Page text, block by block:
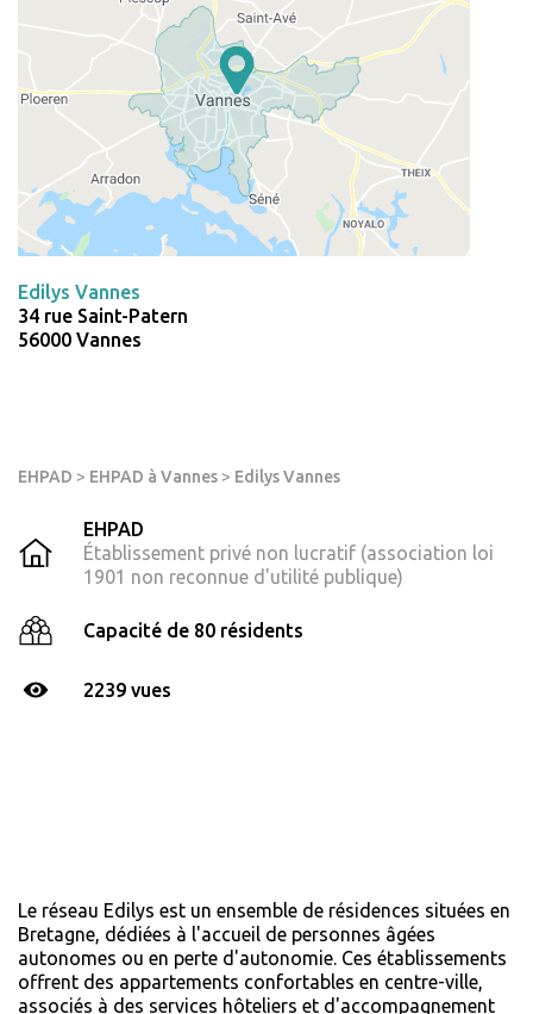
EHPAD > EHPAD à Vannes > Edilys Vannes
EHPAD
Établissement privé non lucratif (association loi
1901 non reconnue d'utilité publique)
Capacité de 80 résidents
2239 vues
Le réseau Edilys est un ensemble de résidences situées en
Bretagne, dédiées à l'accueil de personnes âgées
autonomes ou en perte d'autonomie. Ces établissements
offrent des appartements confortables en centre-ville,
associés à des services hôteliers et d'accompagnement
Edilys Vannes
34 rue Saint-Patern
56000 Vannes